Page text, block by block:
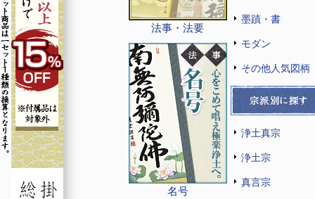
法事・法要
名号
墨蹟・書
モダン
その他人気図柄
浄土真宗
浄土宗
真言宗